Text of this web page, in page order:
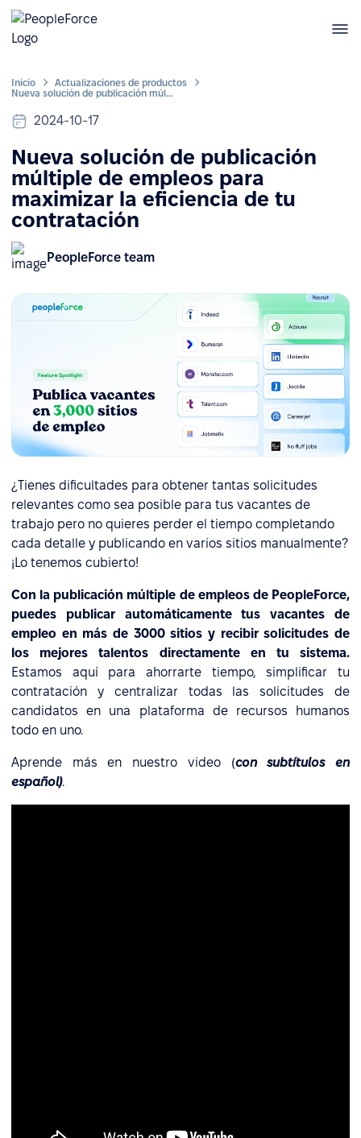
Inicio
Actualizaciones de productos
Nueva solución de publicación múltiple de empleos para maximizar la eficiencia de tu contratación
2024-10-17
Nueva solución de publicación
múltiple de empleos para
maximizar la eficiencia de tu
contratación
PeopleForce team
¿Tienes dificultades para obtener tantas solicitudes
relevantes como sea posible para tus vacantes de
trabajo pero no quieres perder el tiempo completando
cada detalle y publicando en varios sitios manualmente?
¡Lo tenemos cubierto!
Con la publicación múltiple de empleos de PeopleForce,
puedes publicar automáticamente tus vacantes de
empleo en más de 3000 sitios y recibir solicitudes de
los mejores talentos directamente en tu sistema.
Estamos aquí para ahorrarte tiempo, simplificar tu
contratación y centralizar todas las solicitudes de
candidatos en una plataforma de recursos humanos
todo en uno.
Aprende más en nuestro video (con subtítulos en
español).